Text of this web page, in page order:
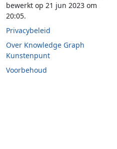
bewerkt op 21 jun 2023 om
20:05.
Privacybeleid
Over Knowledge Graph
Kunstenpunt
Voorbehoud